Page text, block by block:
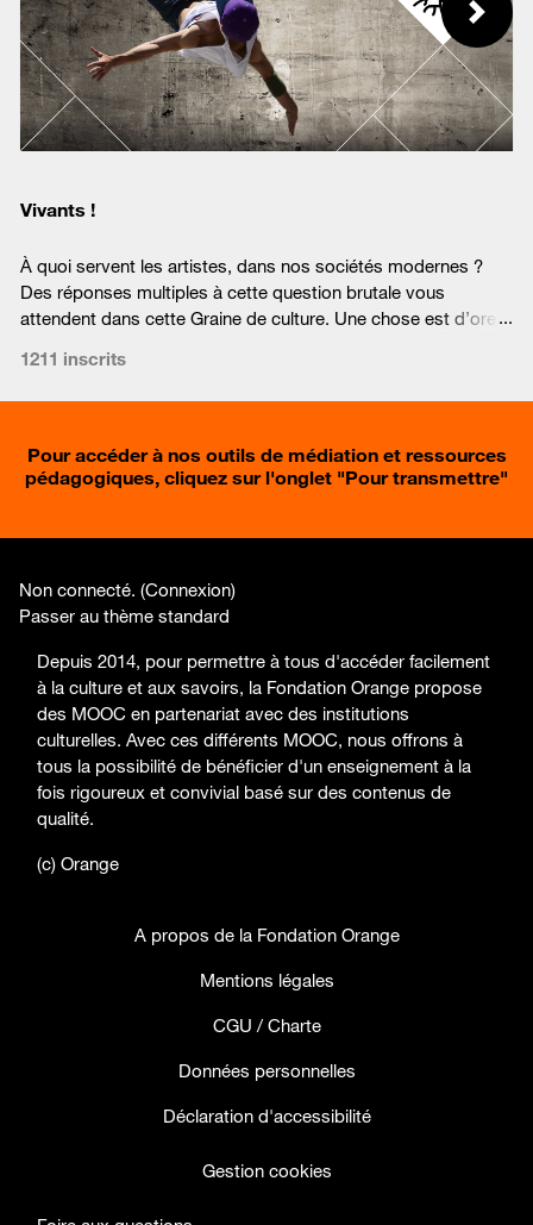
Vivants !
À quoi servent les artistes, dans nos sociétés modernes ?
Des réponses multiples à cette question brutale vous
attendent dans cette Graine de culture. Une chose est d’ores
1211 inscrits
Pour accéder à nos outils de médiation et ressources
pédagogiques, cliquez sur l'onglet "Pour transmettre"
Non connecté. (Connexion)
Passer au thème standard
Depuis 2014, pour permettre à tous d'accéder facilement
à la culture et aux savoirs, la Fondation Orange propose
des MOOC en partenariat avec des institutions
culturelles. Avec ces différents MOOC, nous offrons à
tous la possibilité de bénéficier d'un enseignement à la
fois rigoureux et convivial basé sur des contenus de
qualité.
(c) Orange
A propos de la Fondation Orange
Mentions légales
CGU / Charte
Données personnelles
Déclaration d'accessibilité
Gestion cookies